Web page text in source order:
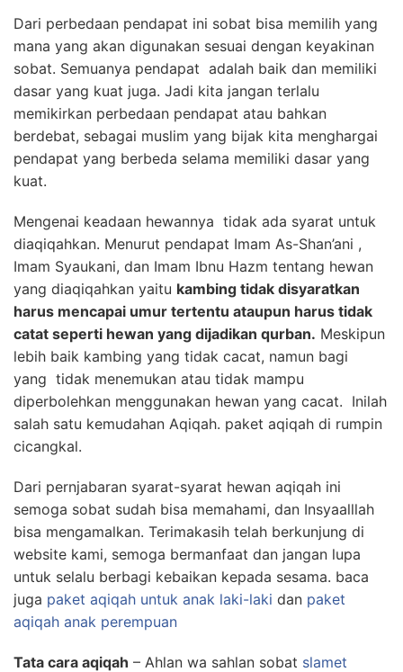
Dari perbedaan pendapat ini sobat bisa memilih yang
mana yang akan digunakan sesuai dengan keyakinan
sobat. Semuanya pendapat adalah baik dan memiliki
dasar yang kuat juga. Jadi kita jangan terlalu
memikirkan perbedaan pendapat atau bahkan
berdebat, sebagai muslim yang bijak kita menghargai
pendapat yang berbeda selama memiliki dasar yang
kuat.
Mengenai keadaan hewannya tidak ada syarat untuk
diaqiqahkan. Menurut pendapat Imam As-Shan’ani ,
Imam Syaukani, dan Imam Ibnu Hazm tentang hewan
yang diaqiqahkan yaitu kambing tidak disyaratkan
harus mencapai umur tertentu ataupun harus tidak
catat seperti hewan yang dijadikan qurban. Meskipun
lebih baik kambing yang tidak cacat, namun bagi
yang tidak menemukan atau tidak mampu
diperbolehkan menggunakan hewan yang cacat. Inilah
salah satu kemudahan Aqiqah. paket aqiqah di rumpin
cicangkal.
Dari pernjabaran syarat-syarat hewan aqiqah ini
semoga sobat sudah bisa memahami, dan Insyaalllah
bisa mengamalkan. Terimakasih telah berkunjung di
website kami, semoga bermanfaat dan jangan lupa
untuk selalu berbagi kebaikan kepada sesama. baca
juga paket aqiqah untuk anak laki-laki dan paket
aqiqah anak perempuan
Tata cara aqiqah – Ahlan wa sahlan sobat slamet